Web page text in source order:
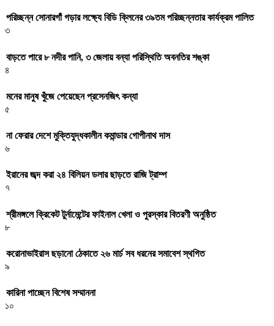
পরিচ্ছন্ন সোনারগাঁ গড়ার লক্ষ্যে বিডি ক্লিনের ৩৯তম পরিচ্ছন্নতার কার্যক্রম পালিত
৩
বাড়তে পারে ৮ নদীর পানি, ৩ জেলায় বন্যা পরিস্থিতি অবনতির শঙ্কা
৪
মনের মানুষ খুঁজে পেয়েছেন প্রসেনজিৎ কন্যা
৫
না ফেরার দেশে মুক্তিযুদ্ধকালীন কমান্ডার গোপীনাথ দাস
৬
ইরানের জব্দ করা ২৪ বিলিয়ন ডলার ছাড়তে রাজি ট্রাম্প
৭
শ্রীমঙ্গলে ক্রিকেট টুর্নামেন্টের ফাইনাল খেলা ও পুরস্কার বিতরণী অনুষ্ঠিত
৮
করোনাভাইরাস ছড়ানো ঠেকাতে ২৬ মার্চ সব ধরনের সমাবেশ স্থগিত
৯
কারিনা পাচ্ছেন বিশেষ সম্মাননা
১০